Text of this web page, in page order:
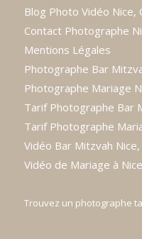
Blog Photo Vidéo Nice,
Contact Photographe
Mentions Légales
Photographe Bar
Photographe Mariage
Tarif Photographe Bar
Tarif Photographe
Vidéo Bar Mitzvah
Vidéo de Mariage à
Trouvez un photographe